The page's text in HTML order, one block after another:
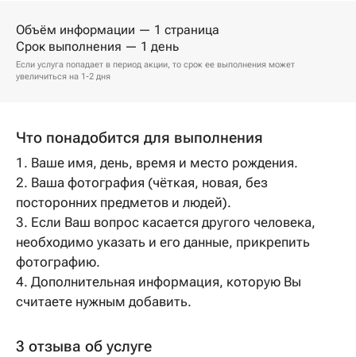
Объём информации — 1 страница
Срок выполнения — 1 день
Если услуга попадает в период акции, то срок ее выполнения может
увеличиться на 1-2 дня
Что понадобится для выполнения
1. Ваше имя, день, время и место рождения.
2. Ваша фотография (чёткая, новая, без
посторонних предметов и людей).
3. Если Ваш вопрос касается другого человека,
необходимо указать и его данные, прикрепить
фотографию.
4. Дополнительная информация, которую Вы
считаете нужным добавить.
3 отзыва об услуге